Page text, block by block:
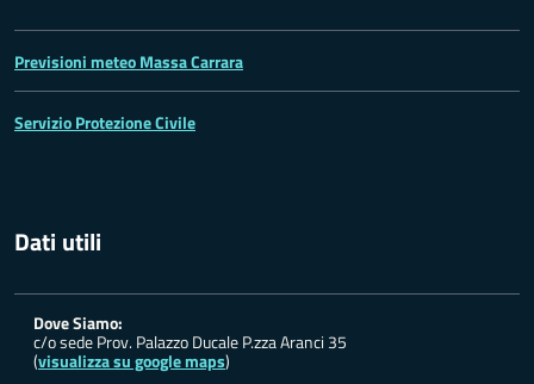
Previsioni meteo Massa Carrara
Servizio Protezione Civile
Dati utili
Dove Siamo:
c/o sede Prov. Palazzo Ducale P.zza Aranci 35
(visualizza su google maps)